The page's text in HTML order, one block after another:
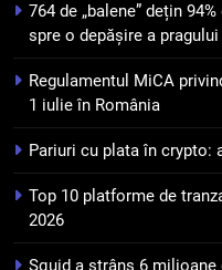
6
7
STIRI
764 de „balene” dețin
spre o depășire a
Regulamentul MiCA
1 iulie în România
Pariuri cu plata în crypto:
Top 10 platforme de
2026
Squid a strâns 6